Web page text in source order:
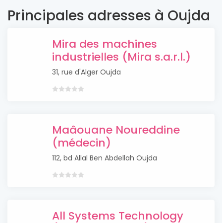
Principales adresses à Oujda
Mira des machines
industrielles (Mira s.a.r.l.)
31, rue d'Alger Oujda
Maâouane Noureddine
(médecin)
112, bd Allal Ben Abdellah Oujda
All Systems Technology